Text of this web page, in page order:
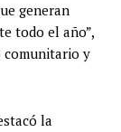
generan
todo el año”,
comunitario y
la